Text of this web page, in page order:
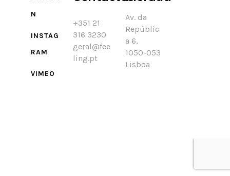
N
INSTAG
RAM
VIMEO
+351 21
316 3230
geral@fee
ling.pt
Av. da
Repúblic
a 6,
1050-053
Lisboa